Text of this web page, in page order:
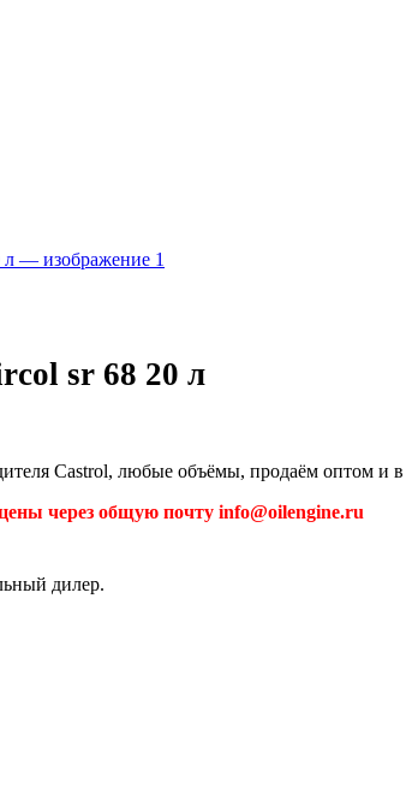
sr 68 20 л
Castrol, любые объёмы, продаём оптом и
через общую почту info@oilengine.ru
дилер.